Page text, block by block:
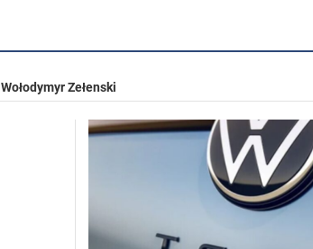
Wołodymyr Zełenski